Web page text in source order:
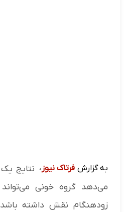
به گزارش فرتاک نیوز ، نتایج
می‌دهد گروه خونی
زودهنگام نقش داشته